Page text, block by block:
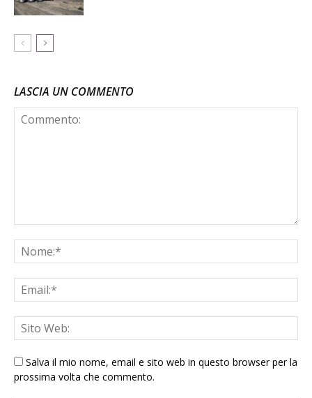
LASCIA UN COMMENTO
Salva il mio nome, email e sito web in questo browser per la
prossima volta che commento.